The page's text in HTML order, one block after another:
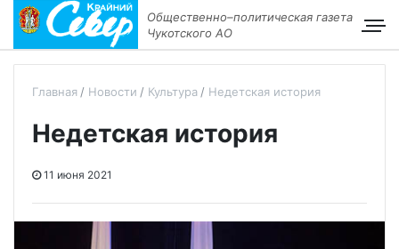
Общественно–политическая газета
Чукотского АО
Главная Новости Культура Недетская история
Недетская история
11 июня 2021